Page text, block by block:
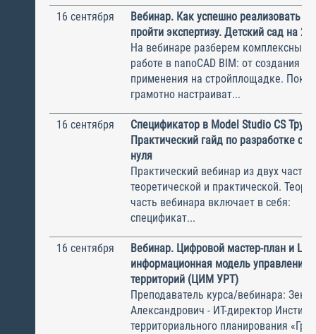
16 сентября
Вебинар. Как успешно реализовать
пройти экспертизу. Детский сад на
На вебинаре разберем комплексный
работе в nanoCAD BIM: от создания
применения на стройплощадке.
грамотно настраиват...
16 сентября
Спецификатор в Model Studio CS
Практический гайд по разработке
нуля
Практический вебинар из двух
теоретической и практической.
часть вебинара включает в себя:
спецификат...
16 сентября
Вебинар. Цифровой мастер-план и
информационная модель управления
территорий (ЦИМ УРТ)
Преподаватель курса/вебинара:
Александрович - ИТ-директор
территориального планирования